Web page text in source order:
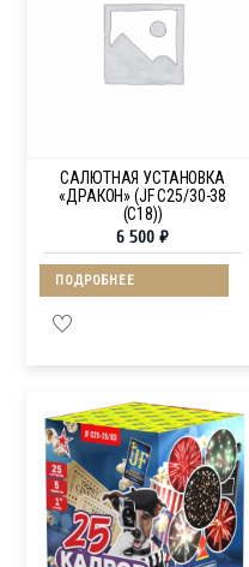
САЛЮТНАЯ УСТАНОВКА
«ДРАКОН» (JF C25/30-38
(C18))
6 500₽
ПОДРОБНЕЕ